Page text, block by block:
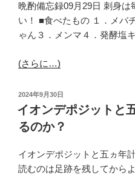
晩酌備忘録09月29日 刺身は
い！ ■食べたもの １．メバ
ゃん３．メンマ４．発酵塩
(さらに…)
投
日:
2024年9月30日
イオンデポジットと
るのか？
イオンデポジットと五ヵ
読むのは足跡を残してから